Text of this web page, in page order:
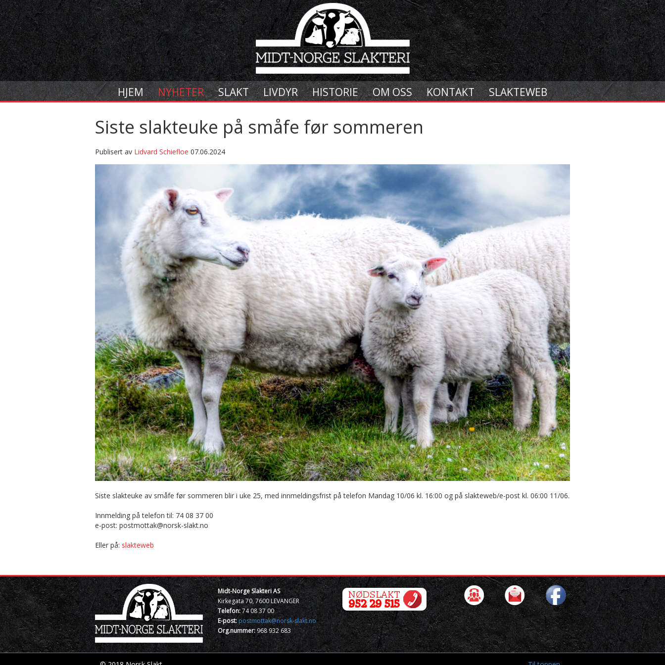
HJEM NYHETER SLAKT LIVDYR HISTORIE OM OSS KONTAKT SLAKTEWEB
Siste slakteuke på småfe før sommeren
Publisert av Lidvard Schiefloe 07.06.2024
Siste slakteuke av småfe før sommeren blir i uke 25, med innmeldingsfrist på telefon Mandag 10/06 kl. 16:00 og på slakteweb/e-post kl. 06:00 11/06.
Innmelding på telefon til: 74 08 37 00
e-post: postmottak@norsk-slakt.no
Eller på: slakteweb
Midt-Norge Slakteri AS
Kirkegata 70, 7600 LEVANGER
Telefon:74 08 37 00
E-post:postmottak@norsk-slakt.no
Org.nummer:968 932 683